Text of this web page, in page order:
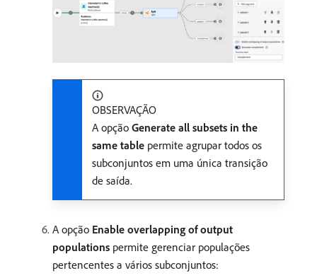
OBSERVAÇÃO
A opção Generate all subsets in the
same table permite agrupar todos os
subconjuntos em uma única transição
de saída.
A opção Enable overlapping of output
populations permite gerenciar populações
pertencentes a vários subconjuntos: